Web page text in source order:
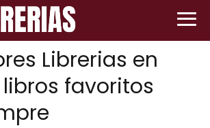
Librerias en
favoritos